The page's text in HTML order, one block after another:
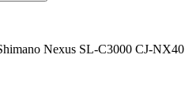
Nexus SL-C3000 CJ-NX40